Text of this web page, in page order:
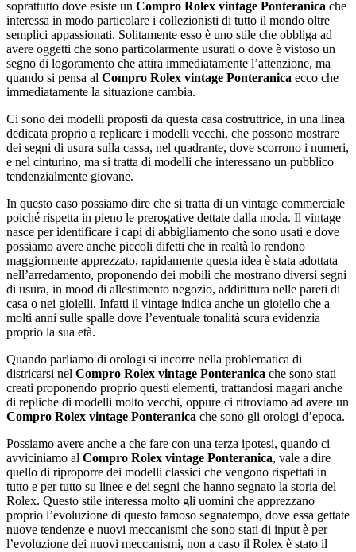
soprattutto dove esiste un Compro Rolex vintage Ponteranica che
interessa in modo particolare i collezionisti di tutto il mondo oltre
semplici appassionati. Solitamente esso è uno stile che obbliga ad
avere oggetti che sono particolarmente usurati o dove è vistoso un
segno di logoramento che attira immediatamente l’attenzione, ma
quando si pensa al Compro Rolex vintage Ponteranica ecco che
immediatamente la situazione cambia.
Ci sono dei modelli proposti da questa casa costruttrice, in una linea
dedicata proprio a replicare i modelli vecchi, che possono mostrare
dei segni di usura sulla cassa, nel quadrante, dove scorrono i numeri,
e nel cinturino, ma si tratta di modelli che interessano un pubblico
tendenzialmente giovane.
In questo caso possiamo dire che si tratta di un vintage commerciale
poiché rispetta in pieno le prerogative dettate dalla moda. Il vintage
nasce per identificare i capi di abbigliamento che sono usati e dove
possiamo avere anche piccoli difetti che in realtà lo rendono
maggiormente apprezzato, rapidamente questa idea è stata adottata
nell’arredamento, proponendo dei mobili che mostrano diversi segni
di usura, in mood di allestimento negozio, addirittura nelle pareti di
casa o nei gioielli. Infatti il vintage indica anche un gioiello che a
molti anni sulle spalle dove l’eventuale tonalità scura evidenzia
proprio la sua età.
Quando parliamo di orologi si incorre nella problematica di
districarsi nel Compro Rolex vintage Ponteranica che sono stati
creati proponendo proprio questi elementi, trattandosi magari anche
di repliche di modelli molto vecchi, oppure ci ritroviamo ad avere un
Compro Rolex vintage Ponteranica che sono gli orologi d’epoca.
Possiamo avere anche a che fare con una terza ipotesi, quando ci
avviciniamo al Compro Rolex vintage Ponteranica, vale a dire
quello di riproporre dei modelli classici che vengono rispettati in
tutto e per tutto su linee e dei segni che hanno segnato la storia del
Rolex. Questo stile interessa molto gli uomini che apprezzano
proprio l’evoluzione di questo famoso segnatempo, dove essa gettate
nuove tendenze e nuovi meccanismi che sono stati di input è per
l’evoluzione dei nuovi meccanismi, non a caso il Rolex è stato il